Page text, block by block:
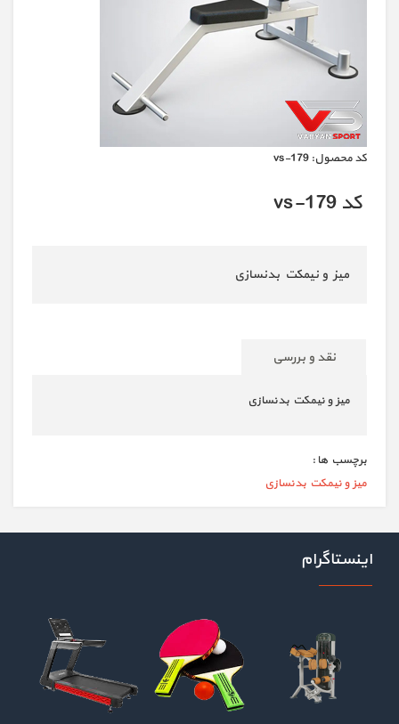
كد محصول: vs-179
کد vs-179
میز و نیمکت بدنسازی
نقد و بررسی
میز و نیمکت بدنسازی
برچسب ها :
میز و نیمکت بدنسازی
اینستاگرام